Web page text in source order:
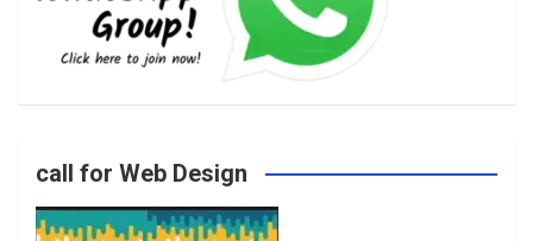
b
o r
call for Web Design